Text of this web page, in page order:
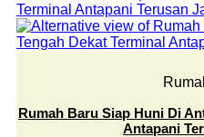
Rumah Baru Siap Huni Di
Antapani